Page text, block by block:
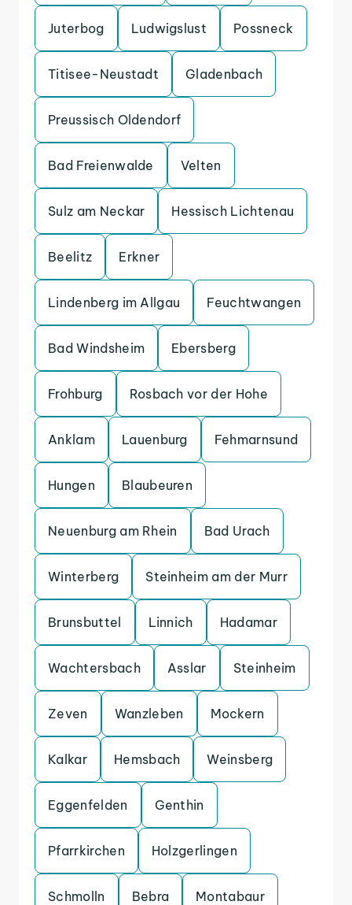
Juterbog Ludwigslust Possneck
Titisee-Neustadt Gladenbach
Preussisch Oldendorf
Bad Freienwalde Velten
Sulz am Neckar Hessisch Lichtenau
Beelitz Erkner
Lindenberg im Allgau Feuchtwangen
Bad Windsheim Ebersberg
Frohburg Rosbach vor der Hohe
Anklam Lauenburg Fehmarnsund
Hungen Blaubeuren
Neuenburg am Rhein Bad Urach
Winterberg Steinheim am der Murr
Brunsbuttel Linnich Hadamar
Wachtersbach Asslar Steinheim
Zeven Wanzleben Mockern
Kalkar Hemsbach Weinsberg
Eggenfelden Genthin
Pfarrkirchen Holzgerlingen
Schmolln Bebra Montabaur